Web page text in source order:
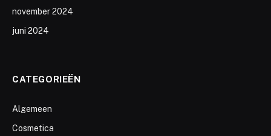
november 2024
juni 2024
CATEGORIEËN
Algemeen
Cosmetica